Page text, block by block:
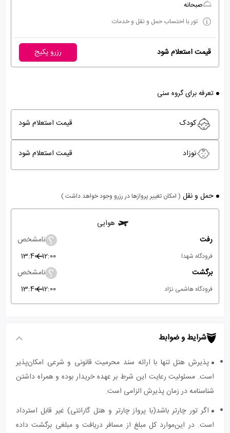
صبحانه
تور با احتساب حمل و نقل و خدمات
قیمت استعلام شود رزرو پکیج
تعرفه برای گروه سنی
کودک قیمت استعلام شود
نوزاد قیمت استعلام شود
حمل و نقل ( امکان تغییر پروازها در رزرو وجود خواهد داشت )
هوایی
رفت
نامشخص
فرودگاه شهدا 12:00
13:40
برگشت
نامشخص
فرودگاه هاشمی نژاد 12:00
13:40
شرایط و ضوابط
پذیرش هتل تنها با ارائه سند محرمیت قانونی و شرعی امکان‌پذیر
است. مسئولیت رعایت این شرط بر عهده خریدار بوده و همراه داشتن
شناسنامه در زمان پذیرش الزامی است.
اگر تور چارتر باشد(با پرواز چارتر و هتل گارانتی) غیر قابل استرداد
است. در این‌موارد کل مبلغ از مسافر دریافت و مبلغی برگشت داده